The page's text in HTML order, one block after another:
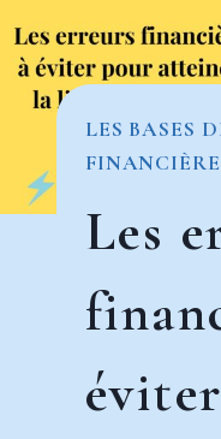
LES BASES
FINANCIÈRE
Les